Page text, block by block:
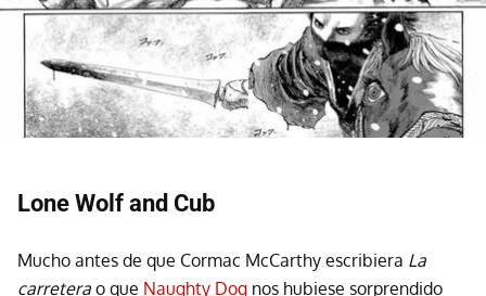
Lone Wolf and Cub
Mucho antes de que Cormac McCarthy escribiera La
carretera o que Naughty Dog nos hubiese sorprendido